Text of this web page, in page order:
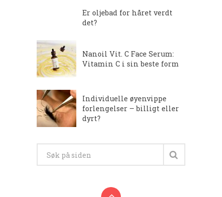
Er oljebad for håret verdt
det?
Nanoil Vit. C Face Serum:
Vitamin C i sin beste form
Individuelle øyenvippe
forlengelser – billigt eller
dyrt?